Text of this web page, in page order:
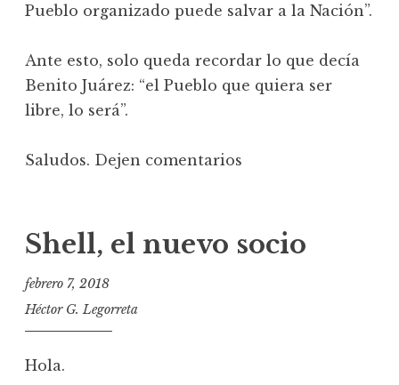
Pueblo organizado puede salvar a la Nación”.
Ante esto, solo queda recordar lo que decía
Benito Juárez: “el Pueblo que quiera ser
libre, lo será”.
Saludos. Dejen comentarios
Shell, el nuevo socio
febrero 7, 2018
Héctor G. Legorreta
Hola.